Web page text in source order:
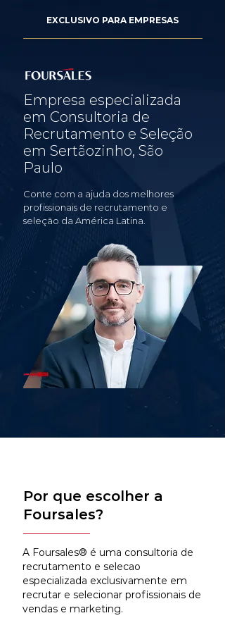
EXCLUSIVO PARA EMPRESAS
Empresa especializada
em Consultoria de
Recrutamento e Seleção
em Sertãozinho, São
Paulo
Conte com a ajuda dos melhores
profissionais de recrutamento e
seleção da América Latina.
Por que escolher a
Foursales?
A Foursales® é uma consultoria de
recrutamento e selecao
especializada exclusivamente em
recrutar e selecionar profissionais de
vendas e marketing.